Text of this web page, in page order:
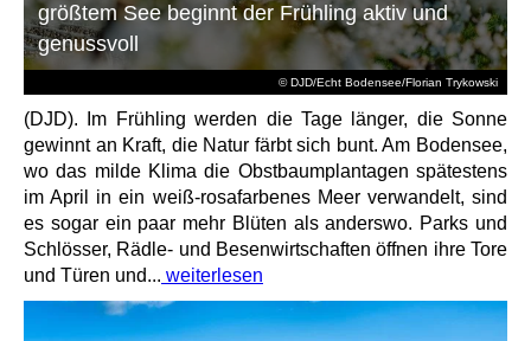
© DJD/Echt Bodensee/Florian Trykowski
größtem See beginnt der Frühling aktiv und
genussvoll
(DJD). Im Frühling werden die Tage länger, die Sonne
gewinnt an Kraft, die Natur färbt sich bunt. Am Bodensee,
wo das milde Klima die Obstbaumplantagen spätestens
im April in ein weiß-rosafarbenes Meer verwandelt, sind
es sogar ein paar mehr Blüten als anderswo. Parks und
Schlösser, Rädle- und Besenwirtschaften öffnen ihre Tore
und Türen und... weiterlesen